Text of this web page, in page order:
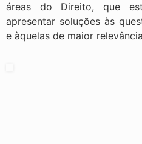
áreas do Direito, que
apresentar soluções às
e àquelas de maior